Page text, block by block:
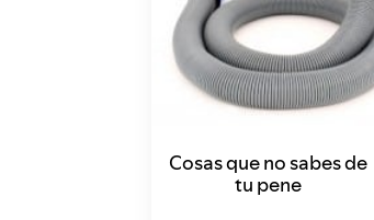
Cosas que no sabes de
tu pene